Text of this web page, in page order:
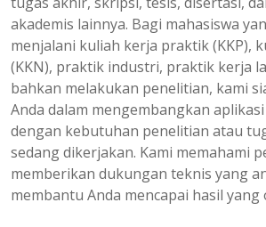
akademis lainnya. Bagi mahasiswa
menjalani kuliah kerja praktik (KKP),
(KKN), praktik industri, praktik kerja
bahkan melakukan penelitian, kami
Anda dalam mengembangkan
dengan kebutuhan penelitian atau
sedang dikerjakan. Kami memahami
memberikan dukungan teknis yang
membantu Anda mencapai hasil yang